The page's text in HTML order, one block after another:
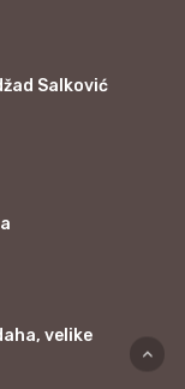
Salković
velike